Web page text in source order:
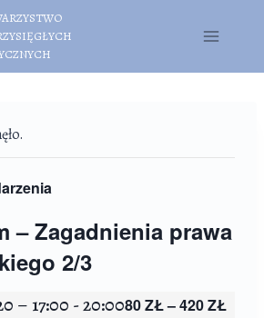
– Zagadnienia prawa
2/3
– 17:00 -20:0080 ZŁ – 420 ZŁ